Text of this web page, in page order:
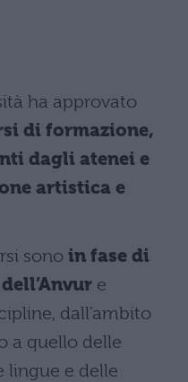
ha approvato
di formazione,
dagli atenei e
artistica e
sono in fase di
e
dall’ambito
a quello delle
lingue e delle